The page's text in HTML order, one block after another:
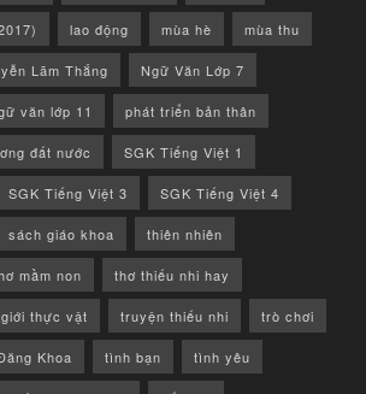
lao động mùa hè mùa thu
Lãm Thắng Ngữ Văn Lớp 7
văn lớp 11 phát triển bản thân
đất nước SGK Tiếng Việt 1
SGK Tiếng Việt 3 SGK Tiếng Việt 4
sách giáo khoa thiên nhiên
mầm non thơ thiếu nhi hay
thực vật truyện thiếu nhi trò chơi
Khoa tình bạn tình yêu